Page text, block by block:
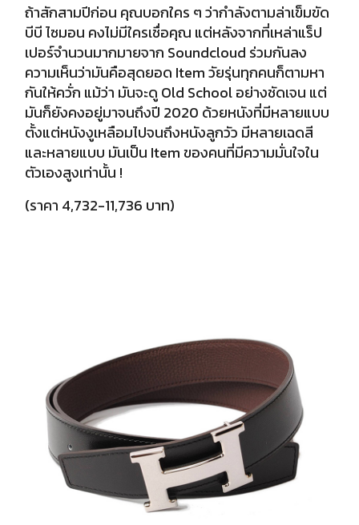
ถ้าสักสามปีก่อน คุณบอกใคร ๆ ว่ากำลังตามล่าเข็มขัด
บีบี ไซมอน คงไม่มีใครเชื่อคุณ แต่หลังจากที่เหล่าแร็ป
เปอร์จำนวนมากมายจาก Soundcloud ร่วมกันลง
ความเห็นว่ามันคือสุดยอด Item วัยรุ่นทุกคนก็ตามหา
กันให้ควั่ก แม้ว่า มันจะดู Old School อย่างชัดเจน แต่
มันก็ยังคงอยู่มาจนถึงปี 2020 ด้วยหนังที่มีหลายแบบ
ตั้งแต่หนังงูเหลือมไปจนถึงหนังลูกวัว มีหลายเฉดสี
และหลายแบบ มันเป็น Item ของคนที่มีความมั่นใจใน
ตัวเองสูงเท่านั้น !
(ราคา 4,732-11,736 บาท)